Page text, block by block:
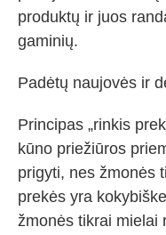
produktų ir juos
gaminių.
Padėtų naujovės ir
Principas „rinkis
kūno priežiūros
prigyti, nes žmonės
prekės yra
žmonės tikrai mielai